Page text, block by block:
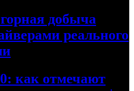
добыча
реального
как отмечают